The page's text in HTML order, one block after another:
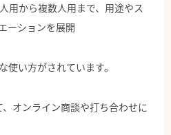
人用から複数人用まで、用途やス
ーションを展開
使い方がされています。
、オンライン商談や打ち合わせに